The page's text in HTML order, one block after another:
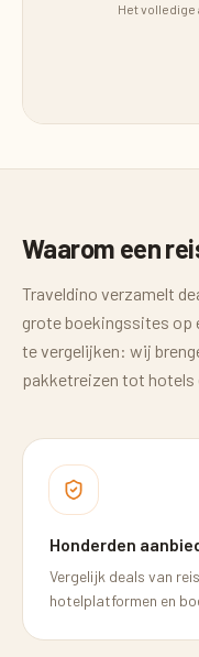
Het
Waarom een
Traveldino verzamelt
grote boekingssites op
te vergelijken: wij
pakketreizen tot hotels
Honderden
Vergelijk deals van
hotelplatformen en